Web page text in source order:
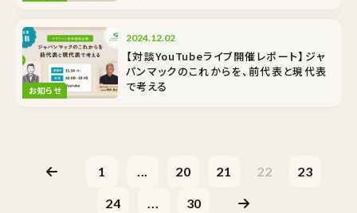
お知らせ
2024.12.02
【対談YouTubeライブ開催レポート】ジャ
パンマックのこれからを、前代表と現代表
で考える
1 ... 20 21 22 23
24 ... 30